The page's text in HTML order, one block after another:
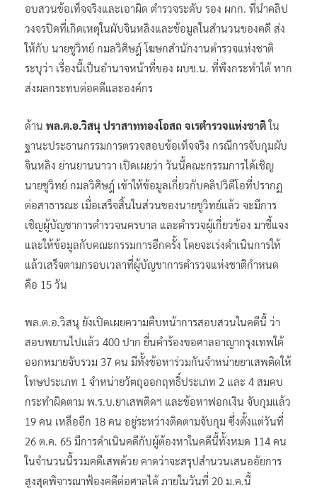
อบสวนข้อเท็จจริงและเอาผิด ตำรวจระดับ รอง ผกก. ที่นำคลิป
วงจรปิดที่เกิดเหตุในผับจินหลิงและข้อมูลในสำนวนของคดี ส่ง
ให้กับ นายชูวิทย์ กมลวิศิษฎ์ โฆษกสำนักงานตำรวจแห่งชาติ
ระบุว่า เรื่องนี้เป็นอำนาจหน้าที่ของ ผบช.น. ที่พึงกระทำได้ หาก
ส่งผลกระทบต่อคดีและองค์กร
ด้าน พล.ต.อ.วิสนุ ปราสาททองโอสถ จเรตำรวจแห่งชาติใน
ฐานะประธานกรรมการตรวจสอบข้อเท็จจริง กรณีการจับกุมผับ
จินหลิง ย่านยานนาวา เปิดเผยว่า วันนี้คณะกรรมการได้เชิญ
นายชูวิทย์ กมลวิศิษฎ์ เข้าให้ข้อมูลเกี่ยวกับคลิปวิดีโอที่ปรากฏ
ต่อสาธารณะ เมื่อเสร็จสิ้นในส่วนของนายชูวิทย์แล้ว จะมีการ
เชิญผู้บัญชาการตำรวจนครบาล และตำรวจผู้เกี่ยวข้อง มาชี้แจง
และให้ข้อมูลกับคณะกรรมการอีกครั้ง โดยจะเร่งดำเนินการให้
แล้วเสร็จตามกรอบเวลาที่ผู้บัญชาการตำรวจแห่งชาติกำหนด
คือ 15 วัน
พล.ต.อ.วิสนุ ยังเปิดเผยความคืบหน้าการสอบสวนในคดีนี้ ว่า
สอบพยานไปแล้ว 400 ปาก ยื่นคำร้องขอศาลอาญากรุงเทพใต้
ออกหมายจับรวม 37 คน มีทั้งข้อหาร่วมกันจำหน่ายยาเสพติดให้
โทษประเภท 1 จำหน่ายวัตถุออกฤทธิ์ประเภท 2 และ 4 สมคบ
กระทำผิดตาม พ.ร.บ.ยาเสพติดฯ และข้อหาฟอกเงิน จับกุมแล้ว
19 คน เหลืออีก 18 คน อยู่ระหว่างติดตามจับกุม ซึ่งตั้งแต่วันที่
26 ต.ค. 65 มีการดำเนินคดีกับผู้ต้องหาในคดีนี้ทั้งหมด 114 คน
ในจำนวนนี้รวมคดีเสพด้วย คาดว่าจะสรุปสำนวนเสนออัยการ
สูงสุดพิจารณาฟ้องคดีต่อศาลได้ ภายในวันที่ 20 ม.ค.นี้